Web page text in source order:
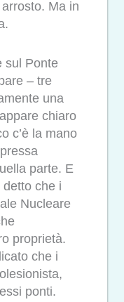
Ma in
sul Ponte
– tre
una
chiaro
c’è la mano
parte. E
che i
Nucleare
proprietà.
che i
ponti.